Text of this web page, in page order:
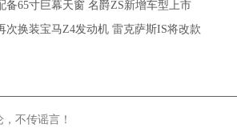
备65寸巨幕天窗 名爵ZS新增车型上市
次换装宝马Z4发动机 雷克萨斯IS将改款